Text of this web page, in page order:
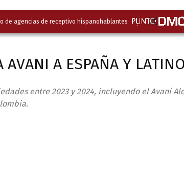
de agencias de receptivo hispanohablantes
AVANI A ESPAÑA Y
entre 2023 y 2024, incluyendo el Avani